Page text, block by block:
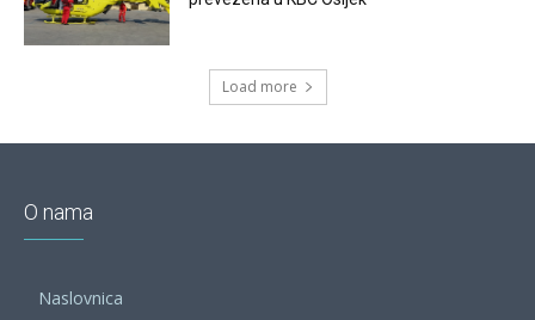
Load more
O nama
Naslovnica